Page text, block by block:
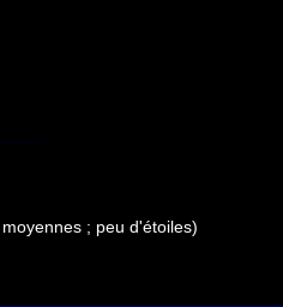
; peu d'étoiles)